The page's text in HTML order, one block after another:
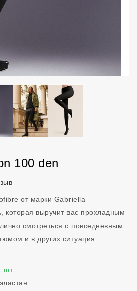
100 den
от марки Gabriella –
которая выручит вас прохладным
смотреться с повседневным
и в других ситуация
шт.